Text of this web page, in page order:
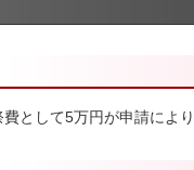
として5万円が申請により